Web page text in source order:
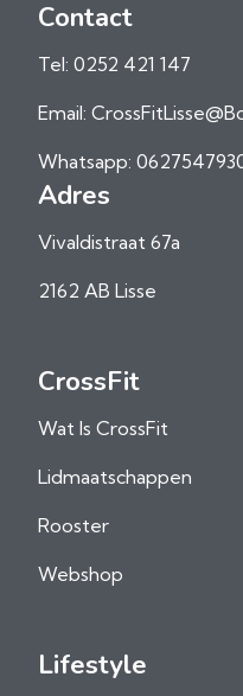
Contact
Tel: 0252 421 147
Email:
Whatsapp:
Adres
Vivaldistraat 67a
2162 AB Lisse
CrossFit
Wat Is CrossFit
Lidmaatschappen
Rooster
Webshop
Lifestyle